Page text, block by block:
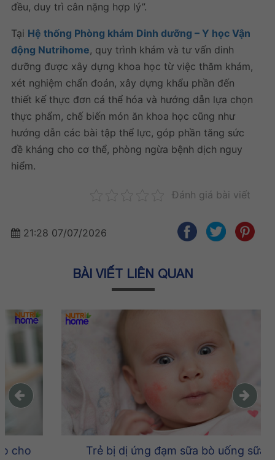
đều, duy trì cân nặng hợp lý”.
Tại Hệ thống Phòng khám Dinh dưỡng – Y học Vận
động Nutrihome, quy trình khám và tư vấn dinh
dưỡng được xây dựng khoa học từ việc thăm khám,
xét nghiệm chẩn đoán, xây dựng khẩu phần đến
thiết kế thực đơn cá thể hóa và hướng dẫn lựa chọn
thực phẩm, chế biến món ăn khoa học cũng như
hướng dẫn các bài tập thể lực, góp phần tăng sức
đề kháng cho cơ thể, phòng ngừa bệnh dịch nguy
hiểm.
Đánh giá bài viết
21:28 07/07/2026
BÀI VIẾT LIÊN QUAN
Trẻ bị dị ứng đạm sữa bò uống sữa gì?